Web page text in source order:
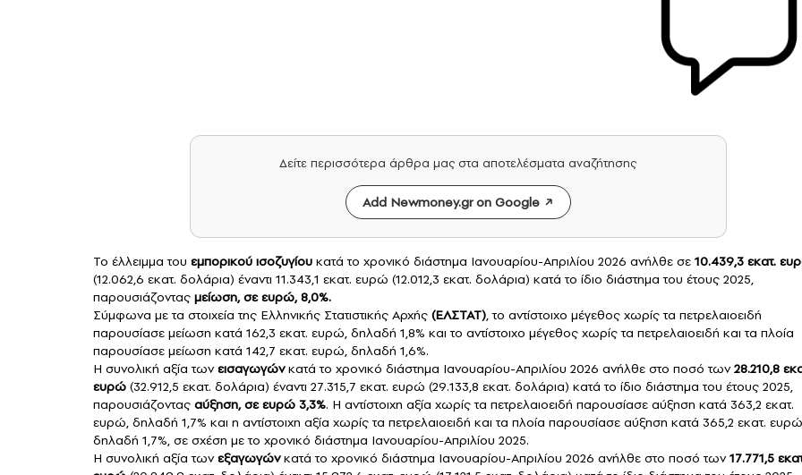
Δείτε περισσότερα άρθρα μας στα αποτελέσματα αναζήτησης
Add Newmoney.gr on Google
Το έλλειμμα του εμπορικού ισοζυγίου κατά το χρονικό διάστημα Ιανουαρίου-Απριλίου 2026 ανήλθε σε 10.439,3 εκατ.
(12.062,6 εκατ. δολάρια) έναντι 11.343,1 εκατ. ευρώ (12.012,3 εκατ. δολάρια) κατά το ίδιο διάστημα του έτους 2025,
παρουσιάζοντας μείωση, σε ευρώ, 8,0%.
Σύμφωνα με τα στοιχεία της Ελληνικής Στατιστικής Αρχής (ΕΛΣΤΑΤ), το αντίστοιχο μέγεθος χωρίς τα πετρελαιοειδή
παρουσίασε μείωση κατά 162,3 εκατ. ευρώ, δηλαδή 1,8% και το αντίστοιχο μέγεθος χωρίς τα πετρελαιοειδή και τα πλοία
παρουσίασε μείωση κατά 142,7 εκατ. ευρώ, δηλαδή 1,6%.
Η συνολική αξία τωνεισαγωγώνκατά το χρονικό διάστημα Ιανουαρίου-Απριλίου 2026 ανήλθε στο ποσό των28.210,8
ευρώ (32.912,5 εκατ. δολάρια) έναντι 27.315,7 εκατ. ευρώ (29.133,8 εκατ. δολάρια) κατά το ίδιο διάστημα του έτους 2025,
παρουσιάζοντας αύξηση, σε ευρώ 3,3%. Η αντίστοιχη αξία χωρίς τα πετρελαιοειδή παρουσίασε αύξηση κατά 363,2 εκατ.
ευρώ, δηλαδή 1,7% και η αντίστοιχη αξία χωρίς τα πετρελαιοειδή και τα πλοία παρουσίασε αύξηση κατά 365,2 εκατ.
δηλαδή 1,7%, σε σχέση με το χρονικό διάστημα Ιανουαρίου-Απριλίου 2025.
Η συνολική αξία τωνεξαγωγώνκατά το χρονικό διάστημα Ιανουαρίου-Απριλίου 2026 ανήλθε στο ποσό των17.771,5